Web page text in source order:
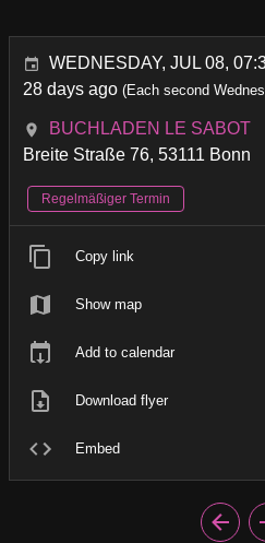
WEDNESDAY, JUL 08,
28 days ago (Each second
BUCHLADEN LE SABOT
Breite Straße 76, 53111 Bonn
Regelmäßiger Termin
Copy link
Show map
Add to calendar
Download flyer
Embed